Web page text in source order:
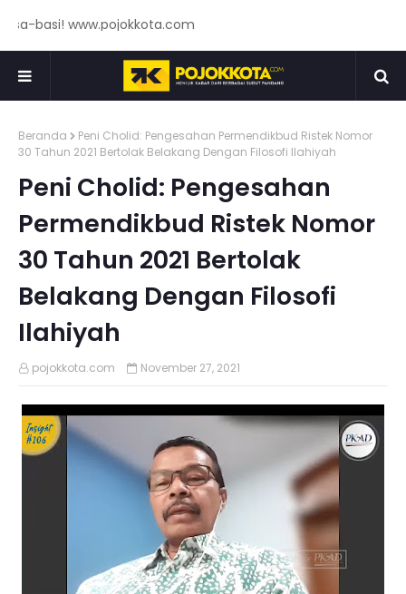
basi! www.pojokkota.com
Beranda
Peni Cholid: Pengesahan Permendikbud Ristek Nomor
30 Tahun 2021 Bertolak Belakang Dengan Filosofi Ilahiyah
Peni Cholid: Pengesahan
Permendikbud Ristek Nomor
30 Tahun 2021 Bertolak
Belakang Dengan Filosofi
Ilahiyah
pojokkota.com November 27, 2021